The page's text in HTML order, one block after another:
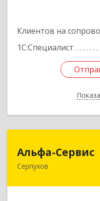
Клиентов на
1С:Специалист
Альфа-Сервис
Серпухов